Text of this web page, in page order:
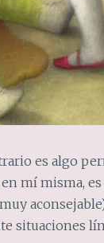
es algo
mí misma,
situaciones